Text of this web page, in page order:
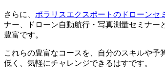
さらに、 ポラリスエクスポートのドローンセ
ナー、ドローン自動航行・写真測量セミナー
豊富です。
これらの豊富なコースを、自分のスキルや
低く、気軽にチャレンジできるはすです。